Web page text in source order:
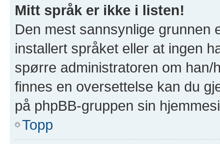
Mitt språk er ikke i listen!
Den mest sannsynlige grunnen
installert språket eller at ingen
spørre administratoren om
finnes en oversettelse kan du
på phpBB-gruppen sin
Topp